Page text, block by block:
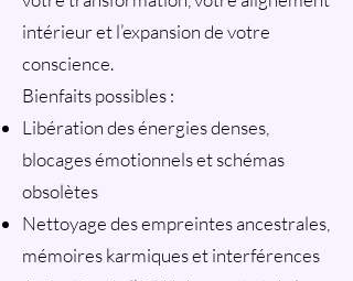
intérieur et l’expansion de votre
conscience.
Bienfaits possibles :
Libération des énergies denses,
blocages émotionnels et schémas
obsolètes
Nettoyage des empreintes ancestrales,
mémoires karmiques et interférences